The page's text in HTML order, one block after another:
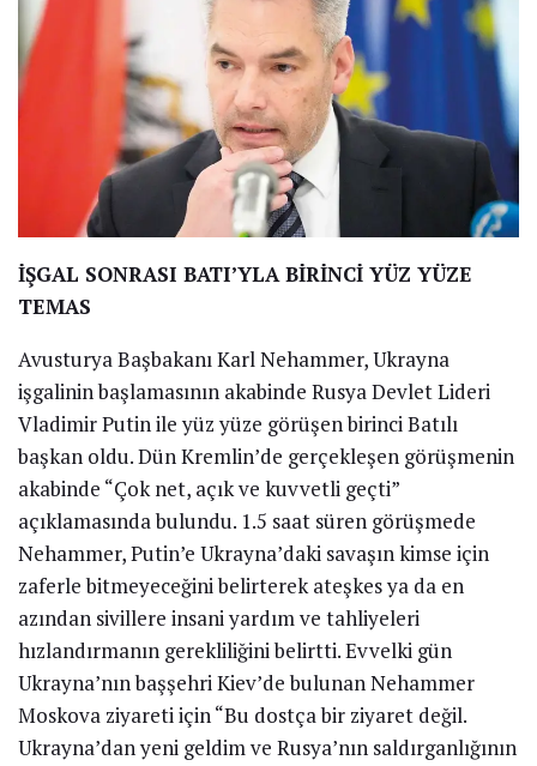
İŞGAL SONRASI BATI’YLA BİRİNCİ YÜZ YÜZE
TEMAS
Avusturya Başbakanı Karl Nehammer, Ukrayna
işgalinin başlamasının akabinde Rusya Devlet Lideri
Vladimir Putin ile yüz yüze görüşen birinci Batılı
başkan oldu. Dün Kremlin’de gerçekleşen görüşmenin
akabinde “Çok net, açık ve kuvvetli geçti”
açıklamasında bulundu. 1.5 saat süren görüşmede
Nehammer, Putin’e Ukrayna’daki savaşın kimse için
zaferle bitmeyeceğini belirterek ateşkes ya da en
azından sivillere insani yardım ve tahliyeleri
hızlandırmanın gerekliliğini belirtti. Evvelki gün
Ukrayna’nın başşehri Kiev’de bulunan Nehammer
Moskova ziyareti için “Bu dostça bir ziyaret değil.
Ukrayna’dan yeni geldim ve Rusya’nın saldırganlığının